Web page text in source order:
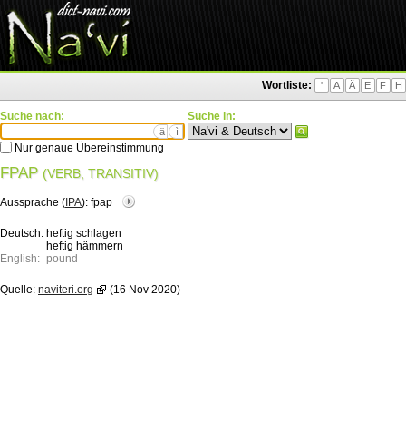
Wortliste: ' A Ä E F H
Suche nach:
ä ì
Nur genaue Übereinstimmung
Suche in:
FPAP (VERB, TRANSITIV)
Aussprache ( IPA): fpap
Deutsch: heftig schlagen
heftig hämmern
English: pound
Quelle: naviteri.org (16 Nov 2020)